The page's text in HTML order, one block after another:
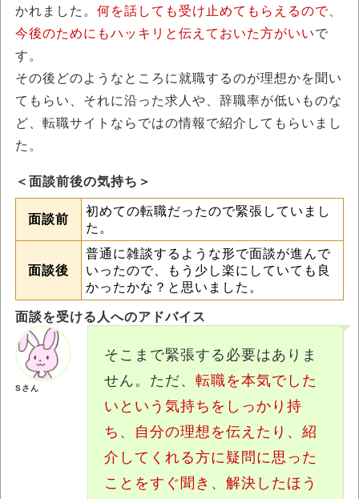
かれました。 何を話しても受け止めてもらえるので、
今後のためにもハッキリと伝えておいた方がいいで
す。
その後どのようなところに就職するのが理想かを聞い
てもらい、それに沿った求人や、辞職率が低いものな
ど、転職サイトならではの情報で紹介してもらいまし
た。
＜面談前後の気持ち＞
面談前
初めての転職だったので緊張していまし
た。
面談後
普通に雑談するような形で面談が進んで
いったので、もう少し楽にしていても良
かったかな？と思いました。
面談を受ける人へのアドバイス
そこまで緊張する必要はありま
せん。ただ、 転職を本気でした
いという気持ちをしっかり持
ち、自分の理想を伝えたり、紹
介してくれる方に疑問に思った
ことをすぐ聞き、解決したほう
Sさん